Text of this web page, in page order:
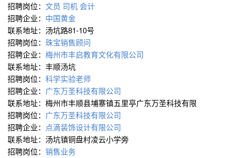
招聘岗位： 文员 司机 会计
招聘企业： 中国黄金
联系地址：汤坑路81-10号
招聘岗位： 珠宝销售顾问
招聘企业： 梅州市丰启教育文化有限公司
联系地址：丰顺汤坑
招聘岗位： 科学实验老师
招聘企业： 广东万圣科技有限公司
联系地址：梅州市丰顺县埔寨镇五里亭广东万圣科技有限
招聘岗位： 广东万圣科技有限公司
招聘企业： 点滴装饰设计有限公司
联系地址：汤坑镇铜盘村凌云小学旁
招聘岗位： 销售业务